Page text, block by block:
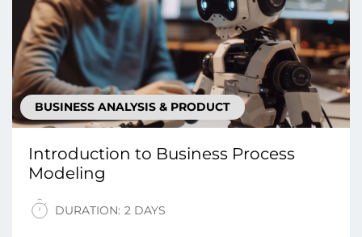
BUSINESS ANALYSIS & PRODUCT
Introduction tо Business Process
Modeling
DURATION: 2 DAYS